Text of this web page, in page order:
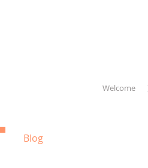
Welcome
Blog